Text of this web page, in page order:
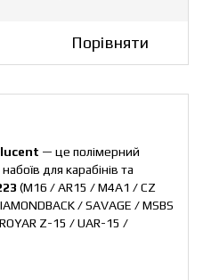
Порівняти
— це полімерний
для карабінів та
(M16 / AR15 / M4A1 / CZ
/ SAVAGE / MSBS
Z-15 / UAR-15 /